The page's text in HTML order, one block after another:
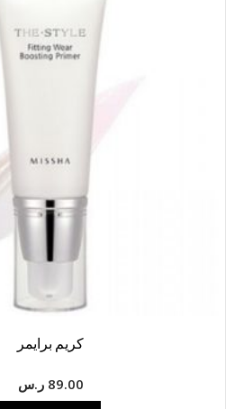
كريم برايمر
89.00 ر.س